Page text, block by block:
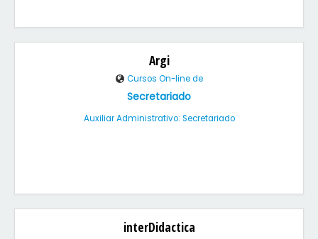
Argi
Cursos On-line de
Secretariado
Auxiliar Administrativo: Secretariado
interDidactica